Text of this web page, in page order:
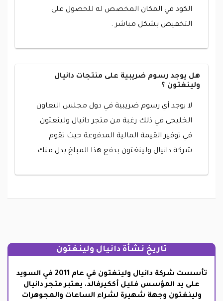
الكود في المكان المخصص له للحصول على
التخفيض بشكل مباشر .
هل يوجد رسوم ضريبية على منتجات دانيال
ولينغتون ؟
لا يوجد أي رسوم ضريبية في دول مجلس التعاون
الخليجي في ذلك رغبة من متجر دانيال ولينغتون
في توفير القيمة المالية المدفوعة حيث تقوم
شركة دانيال ولينغتون بدفع هذا المبلغ بدل منك .
تاريخ نشأة دانيال ولينغتون
تأسست شركة دانيال ولينغتون في عام 2011 في السويد
على يد المؤسس فليل أككيرفالد. يعتبر متجر دانيال
ولينغتون وجهة شهيرة لشراء الساعات والمجوهرات